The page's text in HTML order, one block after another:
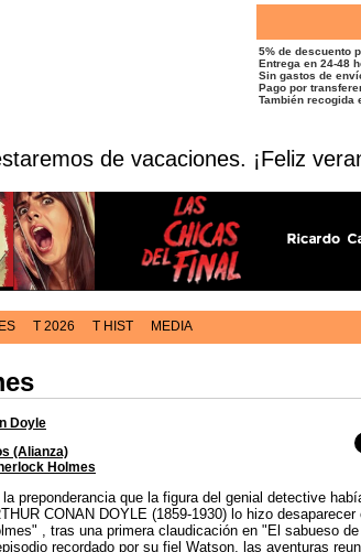
5% de descuento
Entrega en 24-48
Sin gastos de
Pago por
También recogida
de vacaciones. ¡Feliz
T 2026 T HIST MEDIA
Doyle
(Alianza)
Holmes
preponderancia que la figura del genial detective
CONAN DOYLE (1859-1930) lo hizo
, tras una primera claudicación en "El sabueso
recordado por su fiel Watson, las aventuras